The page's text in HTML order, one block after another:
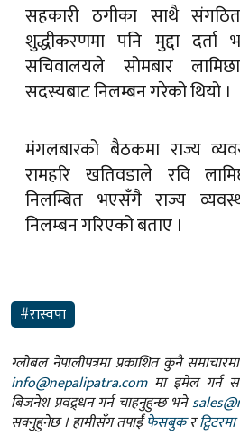
सहकारी ठगीका साथै
शुद्धीकरणमा पनि मुद्दा
सचिवालयले सोमबार
सदस्यबाट निलम्बन गरेको थियो ।
मंगलबारको बैठकमा राज्य
रामहरि खतिवडाले रवि
निलम्बित भएसँगै राज्य
निलम्बन गरिएको बताए ।
#रास्वपा
ग्लोबल नेपालीपत्रमा प्रकाशित कुनै
info@nepalipatra.comमा इमेल गर्न
बिजनेश प्रवद्र्धन गर्न चाहनुहुन्छ भने
सक्नुहुनेछ । हामीसँग तपाईंफेसबुकरट्विटरमा